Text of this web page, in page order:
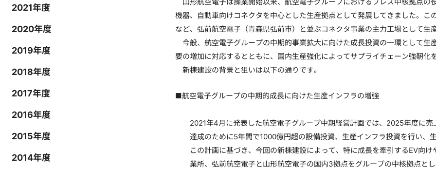
2021年度
2020年度
2019年度
2018年度
2017年度
2016年度
2015年度
2014年度
機器、自動車向けコネクタを中心とした生産拠点として発展してきました。
など、弘前航空電子（青森県弘前市）と並ぶコネクタ事業の主力工場として生
今般、航空電子グループの中期的事業拡大に向けた成長投資の一環として生
要の増加に対応するとともに、国内生産強化によってサプライチェーン強靭化
新棟建設の背景と狙いは以下の通りです。
■航空電子グループの中期的成長に向けた生産インフラの増強
2021年4月に発表した航空電子グループ中期経営計画では、2025年度に
達成のために5年間で1000億円超の設備投資、生産インフラ投資を行い、
この計画に基づき、今回の新棟建設によって、特に成長を牽引するEV向
業所、弘前航空電子と山形航空電子の国内3拠点をグループの中核拠点と